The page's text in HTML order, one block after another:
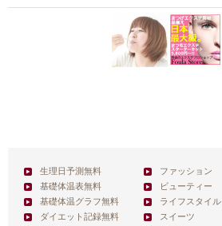
生理日予測無料
基礎体温表無料
基礎体温グラフ無料
ダイエット記録無料
ファッション
ビューティー
ライフスタイル
スイーツ